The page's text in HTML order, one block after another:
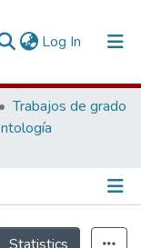
Log In (current)
Trabajos de grado